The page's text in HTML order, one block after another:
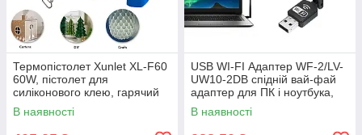
Термопістолет Xunlet XL-F60
60W, пістолет для
силіконового клею, гарячий
клей пістолет | термопістолет
В наявності
USB WI-FI Адаптер WF-2/LV-
UW10-2DB спідній вай-фай
адаптер для ПК і ноутбука,
мережевий адаптер WIFI | Ві-
Фі
В наявності